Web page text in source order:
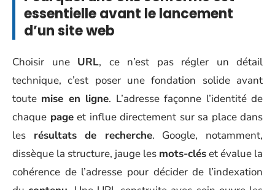
essentielle avant le lancement
d’un site web
Choisir une URL, ce n’est pas régler un détail
technique, c’est poser une fondation solide avant
toute mise en ligne. L’adresse façonne l’identité de
chaque pageet influe directement sur sa place dans
les résultats de recherche. Google, notamment,
dissèque la structure, jauge les mots-cléset évalue la
cohérence de l’adresse pour décider de l’indexation